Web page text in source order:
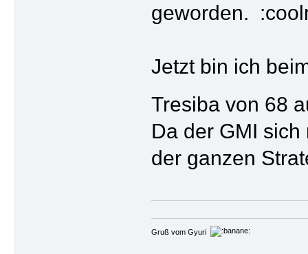
geworden.
Jetzt bin ich
Tresiba von 68
Da der GMI
der ganzen
Gruß vom Gyuri